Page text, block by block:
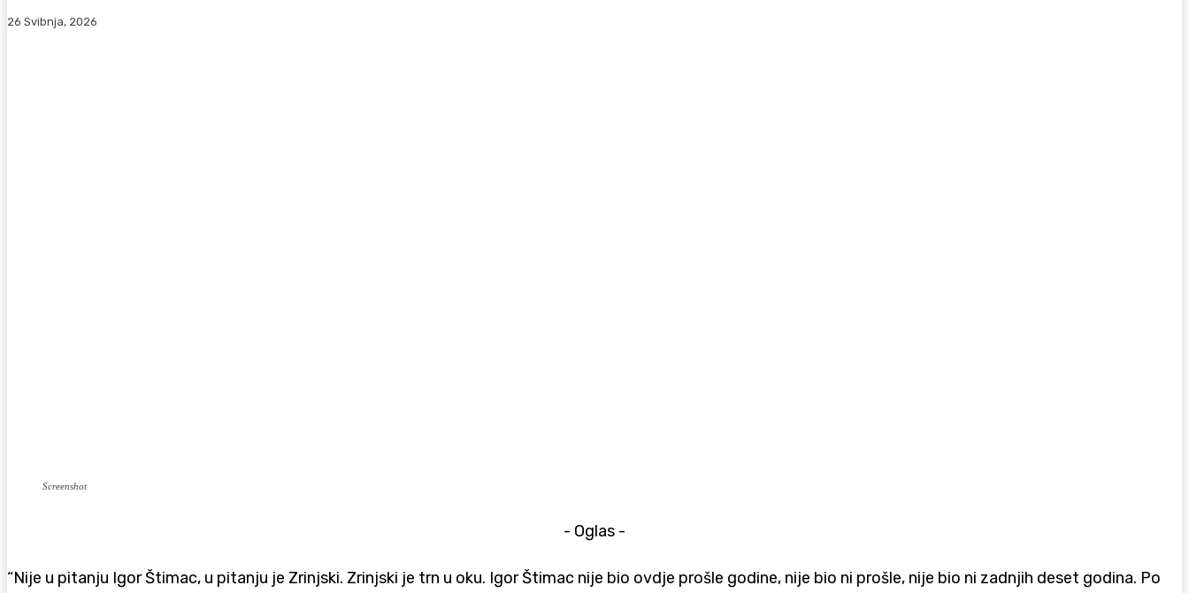
26 Svibnja, 2026
Screenshot
- Oglas -
“Nije u pitanju Igor Štimac, u pitanju je Zrinjski. Zrinjski je trn u oku. Igor Štimac nije bio ovdje prošle godine, nije bio ni prošle, nije bio ni zadnjih deset godina. Po